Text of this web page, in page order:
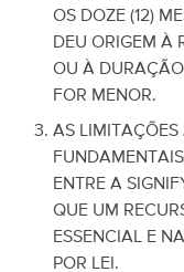
OS DOZE (12)
DEU ORIGEM À
OU À
FOR MENOR.
AS LIMITAÇÕES
ENTRE A
QUE UM
ESSENCIAL E
POR LEI.